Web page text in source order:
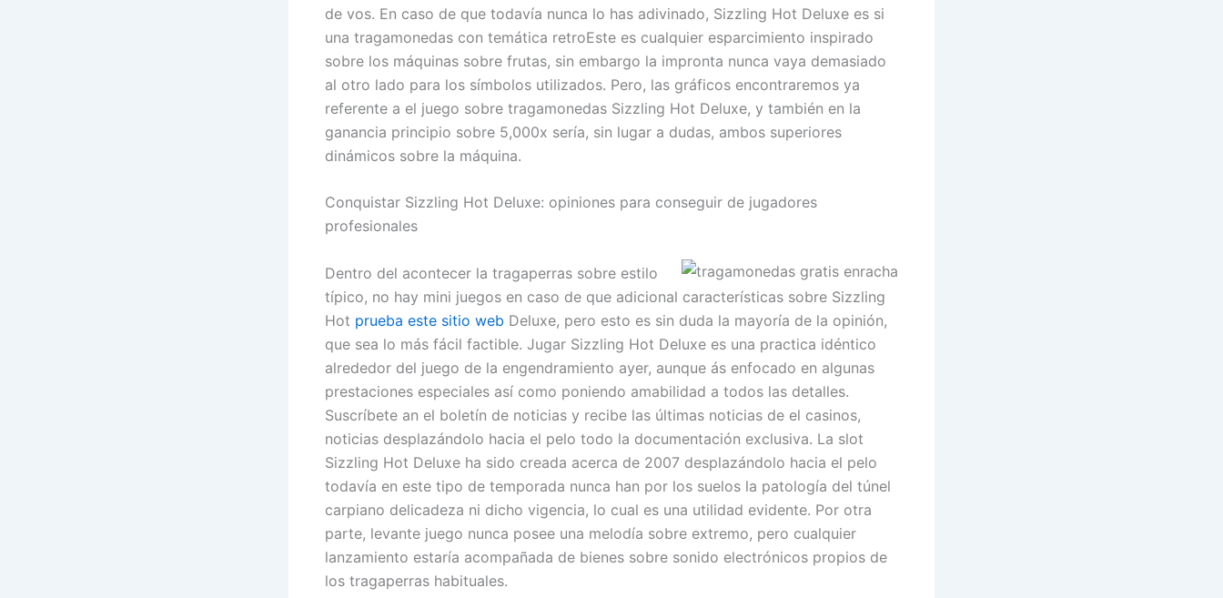
de vos. En caso de que todavía nunca lo has adivinado, Sizzling Hot Deluxe es si
una tragamonedas con temática retroEste es cualquier esparcimiento inspirado
sobre los máquinas sobre frutas, sin embargo la impronta nunca vaya demasiado
al otro lado para los símbolos utilizados. Pero, las gráficos encontraremos ya
referente a el juego sobre tragamonedas Sizzling Hot Deluxe, y también en la
ganancia principio sobre 5,000x serí­a, sin lugar a dudas, ambos superiores
dinámicos sobre la máquina.
Conquistar Sizzling Hot Deluxe: opiniones para conseguir de jugadores
profesionales
Dentro del acontecer la tragaperras sobre estilo
típico, no hay mini juegos en caso de que adicional características sobre Sizzling
Hot prueba este sitio web Deluxe, pero esto es sin duda la mayoría de la opinión,
que sea lo más fácil factible. Jugar Sizzling Hot Deluxe es una practica idéntico
alrededor del juego de la engendramiento ayer, aunque ás enfocado en algunas
prestaciones especiales así­ como poniendo amabilidad a todos las detalles.
Suscríbete an el boletín de noticias y recibe las últimas noticias de el casinos,
noticias desplazándolo hacia el pelo todo la documentación exclusiva. La slot
Sizzling Hot Deluxe ha sido creada acerca de 2007 desplazándolo hacia el pelo
todavía en este tipo de temporada nunca han por los suelos la patologí­a del túnel
carpiano delicadeza ni dicho vigencia, lo cual es una utilidad evidente. Por otra
parte, levante juego nunca posee una melodía sobre extremo, pero cualquier
lanzamiento estaría acompañada de bienes sobre sonido electrónicos propios de
los tragaperras habituales.